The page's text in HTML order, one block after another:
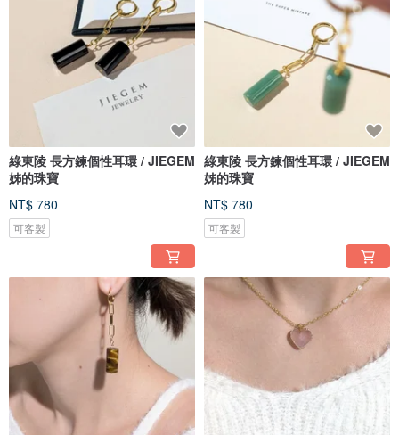
綠東陵 長方鍊個性耳環 / JIEGEM
姊的珠寶
NT$ 780
可客製
綠東陵 長方鍊個性耳環 / JIEGEM
姊的珠寶
NT$ 780
可客製